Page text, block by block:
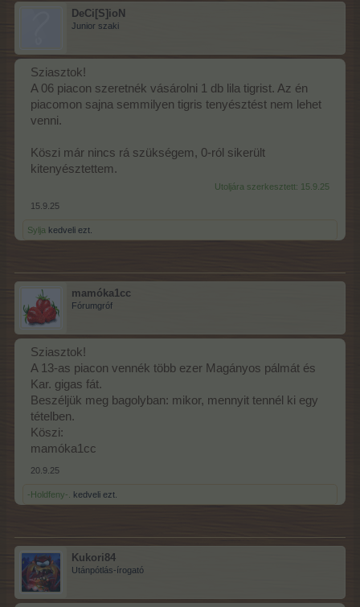
DeCi[S]ioN
Junior szaki
Sziasztok!
A 06 piacon szeretnék vásárolni 1 db lila tigrist. Az én
piacomon sajna semmilyen tigris tenyésztést nem lehet
venni.
Köszi már nincs rá szükségem, 0-ról sikerült
kitenyésztettem.
Utoljára szerkesztett: 15.9.25
15.9.25
Sylja kedveli ezt.
mamóka1cc
Fórumgróf
Sziasztok!
A 13-as piacon vennék több ezer Magányos pálmát és
Kar. gigas fát.
Beszéljük meg bagolyban: mikor, mennyit tennél ki egy
tételben.
Köszi:
mamóka1cc
20.9.25
-Holdfeny-. kedveli ezt.
Kukori84
Utánpótlás-írogató